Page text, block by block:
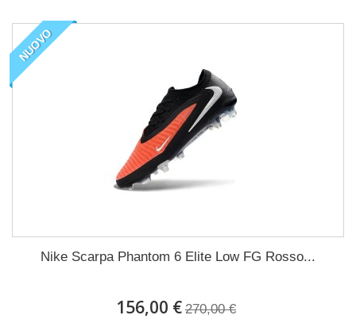
NUOVO
Nike Scarpa Phantom 6 Elite Low FG Rosso...
156,00 € 270,00 €